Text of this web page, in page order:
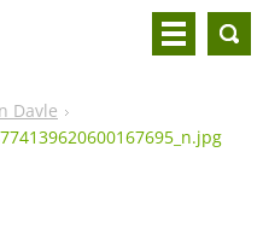
Davle